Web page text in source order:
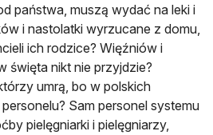
państwa, muszą wydać na leki i
i nastolatki wyrzucane z domu,
ich rodzice? Więźniów i
święta nikt nie przyjdzie?
umrą, bo w polskich
Sam personel systemu
pielęgniarki i pielęgniarzy,